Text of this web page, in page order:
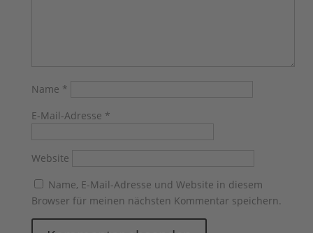
Name *
E-Mail-Adresse *
Website
Name, E-Mail-Adresse und Website in diesem
Browser für meinen nächsten Kommentar speichern.